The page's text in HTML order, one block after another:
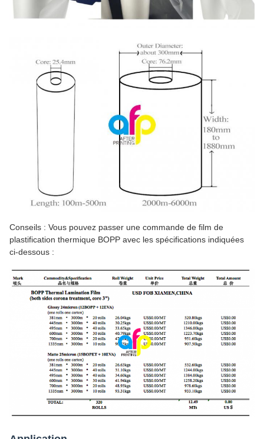
Conseils : Vous pouvez passer une commande de film de
plastification thermique BOPP avec les spécifications indiquées
ci-dessous :